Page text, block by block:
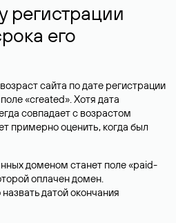
регистрации
его
сайта по дате регистрации
«created». Хотя дата
совпадает с возрастом
примерно оценить, когда был
доменом станет поле «paid-
оплачен домен.
датой окончания